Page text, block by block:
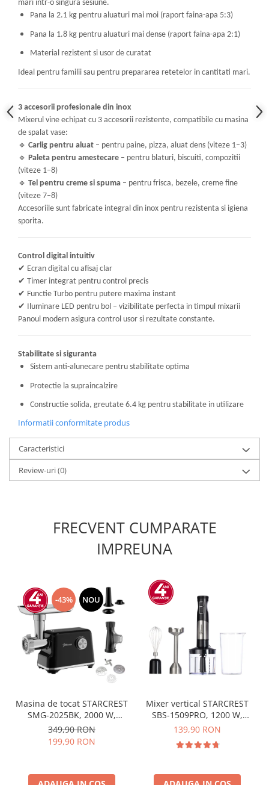
mari intr-o singura sesiune.
Pana la 2.1 kg pentru aluaturi mai moi (raport faina-apa 5:3)
Pana la 1.8 kg pentru aluaturi mai dense (raport faina-apa 2:1)
Material rezistent si usor de curatat
Ideal pentru familii sau pentru prepararea retetelor in cantitati mari.
3 accesorii profesionale din inox
Mixerul vine echipat cu 3 accesorii rezistente, compatibile cu masina
de spalat vase:
🔹 Carlig pentru aluat – pentru paine, pizza, aluat dens (viteze 1–3)
🔹 Paleta pentru amestecare – pentru blaturi, biscuiti, compozitii
(viteze 1–8)
🔹 Tel pentru creme si spuma – pentru frisca, bezele, creme fine
(viteze 7–8)
Accesoriile sunt fabricate integral din inox pentru rezistenta si igiena
sporita.
Control digital intuitiv
✔ Ecran digital cu afisaj clar
✔ Timer integrat pentru control precis
✔ Functie Turbo pentru putere maxima instant
✔
Iluminare LED pentru bol – vizibilitate perfecta in timpul mixarii
Panoul modern asigura control usor si rezultate constante.
Stabilitate si siguranta
Sistem anti-alunecare pentru stabilitate optima
Protectie la supraincalzire
Constructie solida, greutate 6.4 kg pentru stabilitate in utilizare
Informatii conformitate produs
Caracteristici
Review-uri(0)
FRECVENT CUMPARATE
IMPREUNA
-43% NOU
Masina de tocat STARCREST
SMG-2025BK, 2000 W,
Accesoriu rosii si carnati, 3
site de taiere, Cutit inox,
349,90 RON
199,90 RON
Mixer vertical STARCREST
SBS-1509PRO, 1200 W,
Chopper, Tel, Pahar gradat,
Negru
139,90 RON